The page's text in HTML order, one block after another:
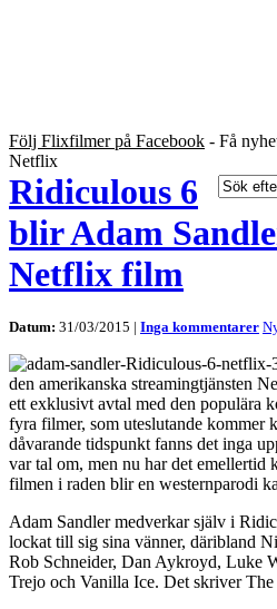
Följ Flixfilmer på Facebook - Få
Netflix
Ridiculous 6
blir Adam
Netflix film
Datum: 31/03/2015 | Inga kommentarer
den amerikanska streamingtjänsten
ett exklusivt avtal med den populära
fyra filmer, som uteslutande kommer
dåvarande tidspunkt fanns det inga
var tal om, men nu har det emellertid
filmen i raden blir en westernparodi
Adam Sandler medverkar själv i
lockat till sig sina vänner, däribland
Rob Schneider, Dan Aykroyd, Luke
Trejo och Vanilla Ice. Det skriver The